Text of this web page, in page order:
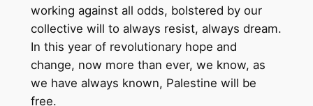
working against all odds, bolstered by our
collective will to always resist, always dream.
In this year of revolutionary hope and
change, now more than ever, we know, as
we have always known, Palestine will be
free.